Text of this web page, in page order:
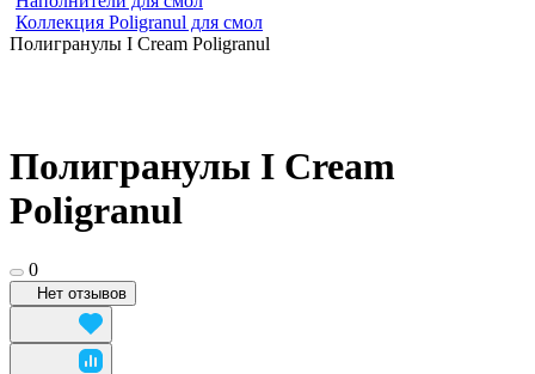
Коллекция Poligranul для смол
Полигранулы I Cream Poligranul
Полигранулы I Cream
Poligranul
0
Нет отзывов